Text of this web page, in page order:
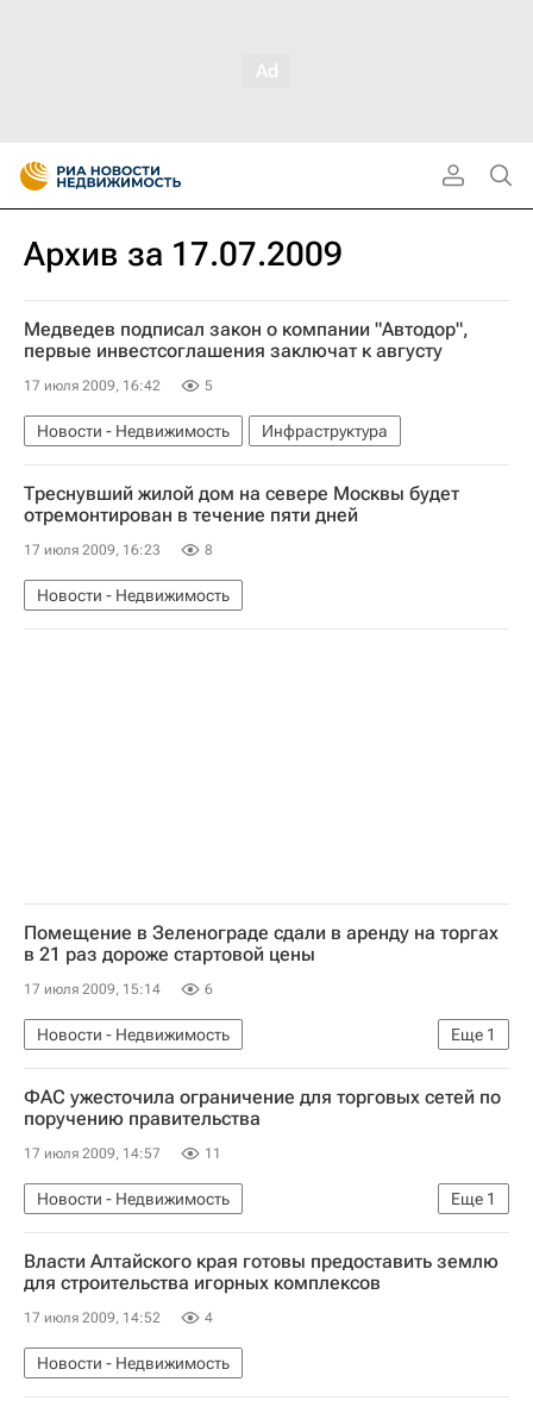
Архив за 17.07.2009
Медведев подписал закон о компании "Автодор",
первые инвестсоглашения заключат к августу
17 июля 2009, 16:42 5
Новости - Недвижимость Инфраструктура
Треснувший жилой дом на севере Москвы будет
отремонтирован в течение пяти дней
17 июля 2009, 16:23 8
Новости - Недвижимость
Помещение в Зеленограде сдали в аренду на торгах
в 21 раз дороже стартовой цены
17 июля 2009, 15:14 6
Еще 1
Новости - Недвижимость
Коммерческая недвижимость
ФАС ужесточила ограничение для торговых сетей по
поручению правительства
17 июля 2009, 14:57 11
Еще 1
Новости - Недвижимость
Коммерческая недвижимость
Власти Алтайского края готовы предоставить землю
для строительства игорных комплексов
17 июля 2009, 14:52 4
Новости - Недвижимость